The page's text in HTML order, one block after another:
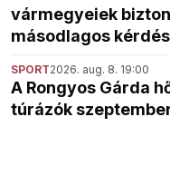
vármegyeiek
másodlagos
SPORT2026. aug. 8. 19:00
A Rongyos Gárda
túrázók